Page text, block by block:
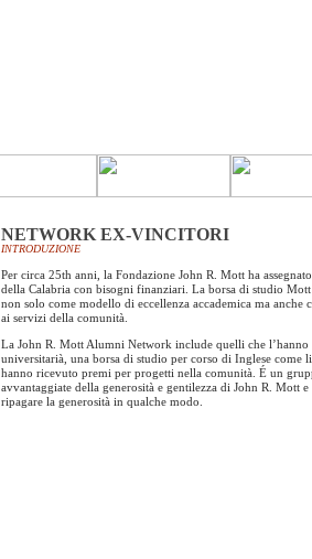
NETWORK EX-VINCITORI
INTRODUZIONE
Per circa 25th anni, la Fondazione John R. Mott ha
della Calabria con bisogni finanziari. La borsa di studio
non solo come modello di eccellenza accademica ma anche
ai servizi della comunità.
La John R. Mott Alumni Network include quelli che
universitarià, una borsa di studio per corso di Inglese come
hanno ricevuto premi per progetti nella comunità. É un
avvantaggiate della generosità e gentilezza di John R. Mott
ripagare la generosità in qualche modo.